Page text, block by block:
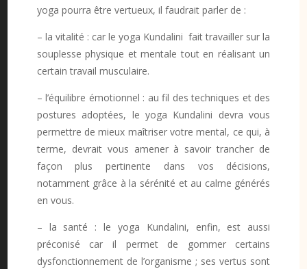
yoga pourra être vertueux, il faudrait parler de :
– la vitalité : car le yoga Kundalini fait travailler sur la
souplesse physique et mentale tout en réalisant un
certain travail musculaire.
– l’équilibre émotionnel : au fil des techniques et des
postures adoptées, le yoga Kundalini devra vous
permettre de mieux maîtriser votre mental, ce qui, à
terme, devrait vous amener à savoir trancher de
façon plus pertinente dans vos décisions,
notamment grâce à la sérénité et au calme générés
en vous.
– la santé : le yoga Kundalini, enfin, est aussi
préconisé car il permet de gommer certains
dysfonctionnement de l’organisme ; ses vertus sont